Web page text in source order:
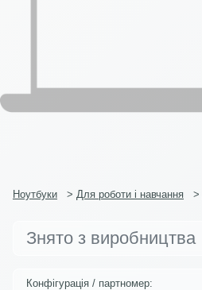
Ноутбуки > Для роботи і навчання >
Знято з виробництва
Конфігурація / партномер: